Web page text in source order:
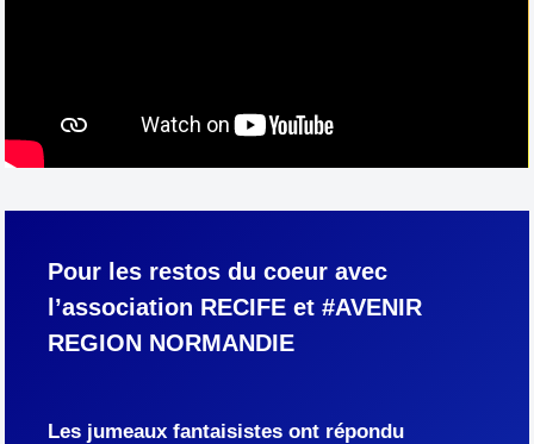
Pour les restos du coeur avec
l’association RECIFE et #AVENIR
REGION NORMANDIE
Les jumeaux fantaisistes ont répondu